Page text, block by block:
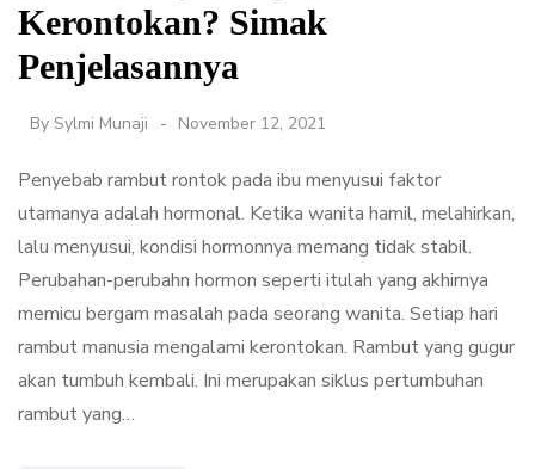
Kerontokan? Simak
Penjelasannya
By Sylmi Munaji November 12, 2021
Penyebab rambut rontok pada ibu menyusui faktor
utamanya adalah hormonal. Ketika wanita hamil, melahirkan,
lalu menyusui, kondisi hormonnya memang tidak stabil.
Perubahan-perubahn hormon seperti itulah yang akhirnya
memicu bergam masalah pada seorang wanita. Setiap hari
rambut manusia mengalami kerontokan. Rambut yang gugur
akan tumbuh kembali. Ini merupakan siklus pertumbuhan
rambut yang…